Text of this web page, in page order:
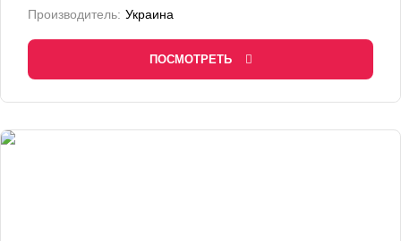
Производитель: Украина
ПОСМОТРЕТЬ